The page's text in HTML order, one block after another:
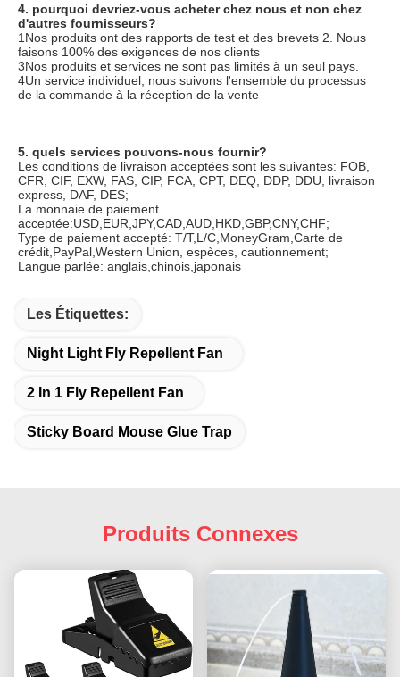
4. pourquoi devriez-vous acheter chez nous et non chez
d'autres fournisseurs?
1Nos produits ont des rapports de test et des brevets 2. Nous
faisons 100% des exigences de nos clients
3Nos produits et services ne sont pas limités à un seul pays.
4Un service individuel, nous suivons l'ensemble du processus
de la commande à la réception de la vente
5. quels services pouvons-nous fournir?
Les conditions de livraison acceptées sont les suivantes: FOB,
CFR, CIF, EXW, FAS, CIP, FCA, CPT, DEQ, DDP, DDU, livraison
express, DAF, DES;
La monnaie de paiement
acceptée:USD,EUR,JPY,CAD,AUD,HKD,GBP,CNY,CHF;
Type de paiement accepté: T/T,L/C,MoneyGram,Carte de
crédit,PayPal,Western Union, espèces, cautionnement;
Langue parlée: anglais,chinois,japonais
Les Étiquettes:
Night Light Fly Repellent Fan
2 In 1 Fly Repellent Fan
Sticky Board Mouse Glue Trap
Produits Connexes